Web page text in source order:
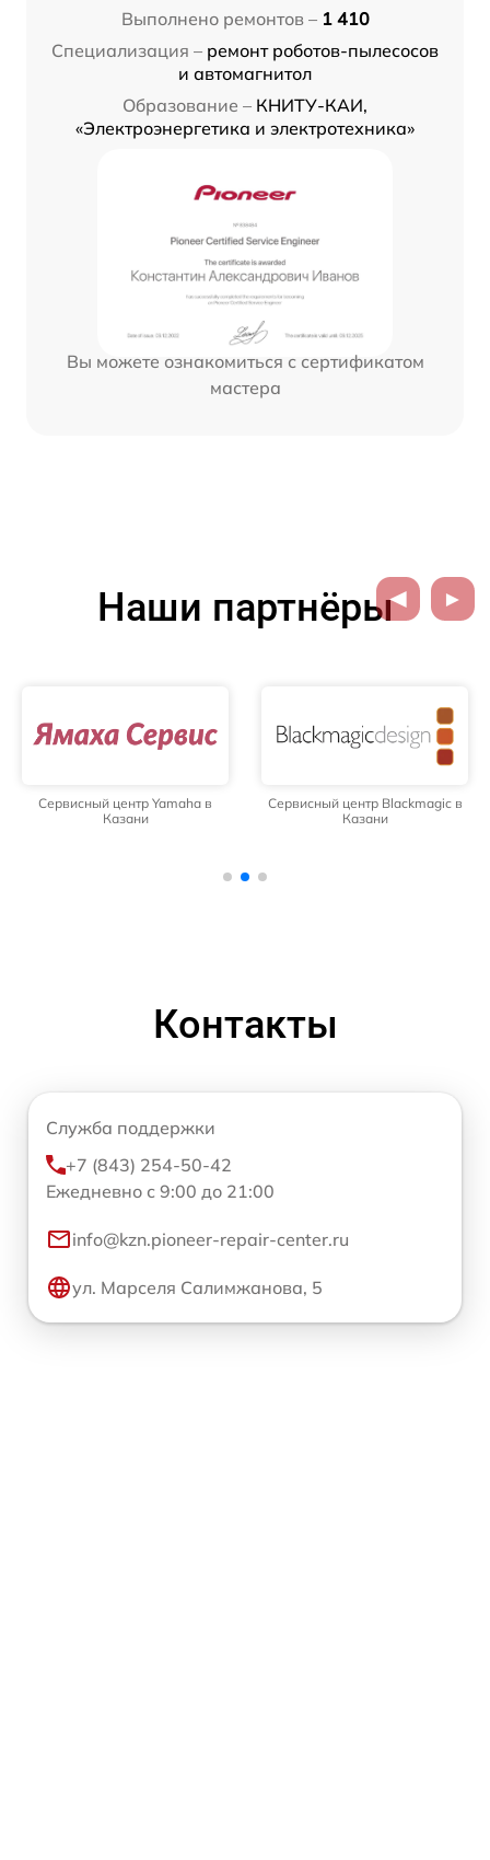
Выполнено ремонтов – 1 410
Специализация – ремонт роботов-пылесосов
и автомагнитол
Образование – КНИТУ-КАИ,
«Электроэнергетика и электротехника»
Вы можете ознакомиться с сертификатом
мастера
Наши партнёры
Сервисный центр Yamaha в
Казани
Сервисный центр Blackmagic в
Казани
Контакты
Служба поддержки
+7 (843) 254-50-42
Ежедневно с 9:00 до 21:00
info@kzn.pioneer-repair-center.ru
ул. Марселя Салимжанова, 5